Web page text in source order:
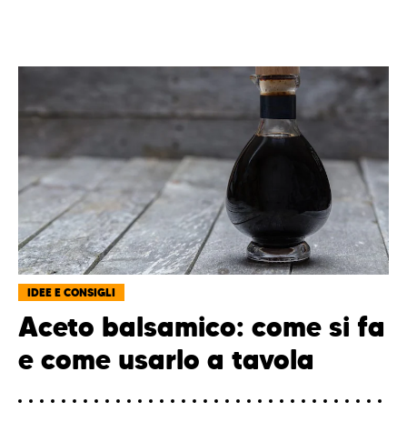
IDEE E CONSIGLI
Aceto balsamico: come si fa
e come usarlo a tavola